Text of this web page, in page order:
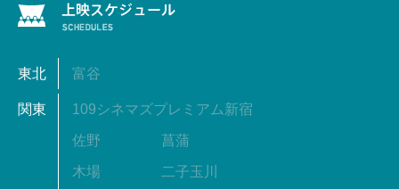
東北 富谷
関東 109シネマズプレミアム新宿
佐野 菖蒲
木場 二子玉川